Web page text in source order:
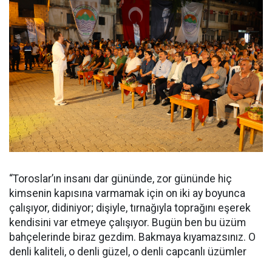
“Toroslar’ın insanı dar gününde, zor gününde hiç
kimsenin kapısına varmamak için on iki ay boyunca
çalışıyor, didiniyor; dişiyle, tırnağıyla toprağını eşerek
kendisini var etmeye çalışıyor. Bugün ben bu üzüm
bahçelerinde biraz gezdim. Bakmaya kıyamazsınız. O
denli kaliteli, o denli güzel, o denli capcanlı üzümler